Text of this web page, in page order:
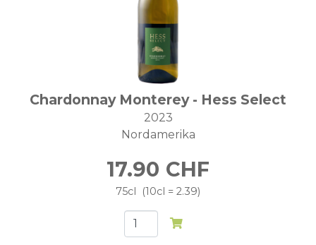
Chardonnay Monterey - Hess Select
2023
Nordamerika
17.90 CHF
75cl 10cl = 2.39